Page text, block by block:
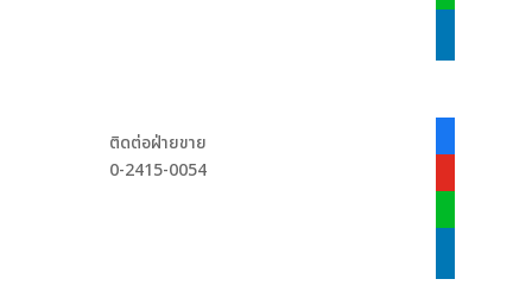
ติดต่อฝ่ายขาย
0-2415-0054